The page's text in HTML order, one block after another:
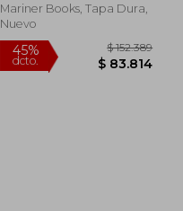
Mariner Books, Tapa Dura,
Nuevo